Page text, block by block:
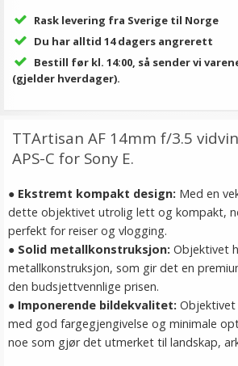
Rask levering fra Sverige til Norge
Du har alltid 14 dagers angrerett
Bestill før kl. 14:00, så sender vi
(gjelder hverdager).
TTArtisan AF 14mm f/3.5
APS-C for Sony E.
● Ekstremt kompakt design: Med en
dette objektivet utrolig lett og kompakt,
perfekt for reiser og vlogging.
● Solid metallkonstruksjon: Objektivet
metallkonstruksjon, som gir det en
den budsjettvennlige prisen.
● Imponerende bildekvalitet: Objektivet
med god fargegjengivelse og minimale
noe som gjør det utmerket til landskap,